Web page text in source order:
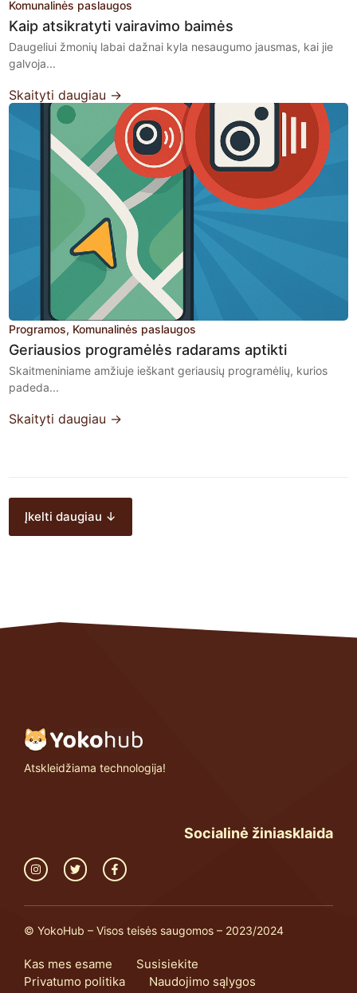
Komunalinės paslaugos
Kaip atsikratyti vairavimo baimės
Daugeliui žmonių labai dažnai kyla nesaugumo jausmas, kai jie
galvoja...
Skaityti daugiau →
Programos Komunalinės paslaugos
Geriausios programėlės radarams aptikti
Skaitmeniniame amžiuje ieškant geriausių programėlių, kurios
padeda...
Skaityti daugiau →
Įkelti daugiau ↓
Atskleidžiama technologija!
Socialinė žiniasklaida
© YokoHub – Visos teisės saugomos – 2023/2024
Kas mes esame
Susisiekite
Privatumo politika
Naudojimo sąlygos